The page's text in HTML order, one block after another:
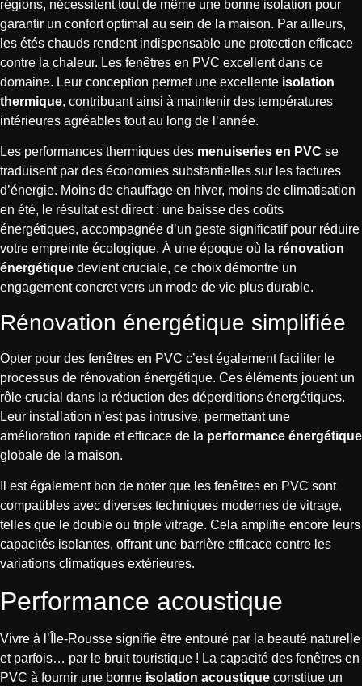
régions, nécessitent tout de même une bonne isolation pour
garantir un confort optimal au sein de la maison. Par ailleurs,
les étés chauds rendent indispensable une protection efficace
contre la chaleur. Les fenêtres en PVC excellent dans ce
domaine. Leur conception permet une excellente isolation
thermique, contribuant ainsi à maintenir des températures
intérieures agréables tout au long de l’année.
Les performances thermiques des menuiseries en PVC se
traduisent par des économies substantielles sur les factures
d’énergie. Moins de chauffage en hiver, moins de climatisation
en été, le résultat est direct : une baisse des coûts
énergétiques, accompagnée d’un geste significatif pour réduire
votre empreinte écologique. À une époque où la rénovation
énergétique devient cruciale, ce choix démontre un
engagement concret vers un mode de vie plus durable.
Rénovation énergétique simplifiée
Opter pour des fenêtres en PVC c’est également faciliter le
processus de rénovation énergétique. Ces éléments jouent un
rôle crucial dans la réduction des déperditions énergétiques.
Leur installation n’est pas intrusive, permettant une
amélioration rapide et efficace de la performance énergétique
globale de la maison.
Il est également bon de noter que les fenêtres en PVC sont
compatibles avec diverses techniques modernes de vitrage,
telles que le double ou triple vitrage. Cela amplifie encore leurs
capacités isolantes, offrant une barrière efficace contre les
variations climatiques extérieures.
Performance acoustique
Vivre à l’Île-Rousse signifie être entouré par la beauté naturelle
et parfois… par le bruit touristique ! La capacité des fenêtres en
PVC à fournir une bonne isolation acoustique constitue un